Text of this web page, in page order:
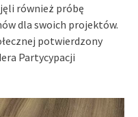
również próbę
dla swoich projektów.
potwierdzony
Partycypacji